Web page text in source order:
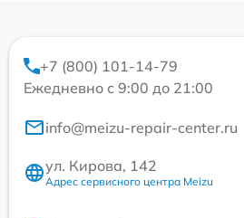
+7 (800) 101-14-79
Ежедневно с 9:00 до 21:00
info@meizu-repair-center.ru
ул. Кирова, 142
Адрес сервисного центра Meizu